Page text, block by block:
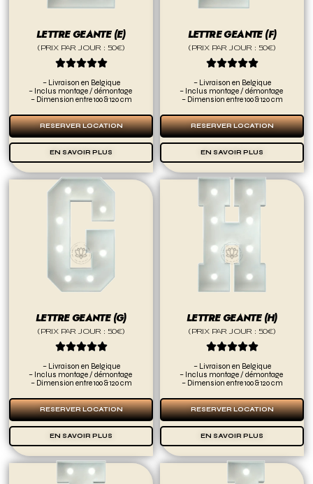
LETTRE GEANTE (E)
(PRIX PAR JOUR : 50€)

– Livraison en Belgique
– Inclus montage / démontage
– Dimension entre 100 & 120 cm
RESERVER LOCATION
EN SAVOIR PLUS
LETTRE GEANTE (F)
(PRIX PAR JOUR : 50€)

– Livraison en Belgique
– Inclus montage / démontage
– Dimension entre 100 & 120 cm
RESERVER LOCATION
EN SAVOIR PLUS
LETTRE GEANTE (G)
(PRIX PAR JOUR : 50€)

– Livraison en Belgique
– Inclus montage / démontage
– Dimension entre 100 & 120 cm
RESERVER LOCATION
EN SAVOIR PLUS
LETTRE GEANTE (H)
(PRIX PAR JOUR : 50€)

– Livraison en Belgique
– Inclus montage / démontage
– Dimension entre 100 & 120 cm
RESERVER LOCATION
EN SAVOIR PLUS